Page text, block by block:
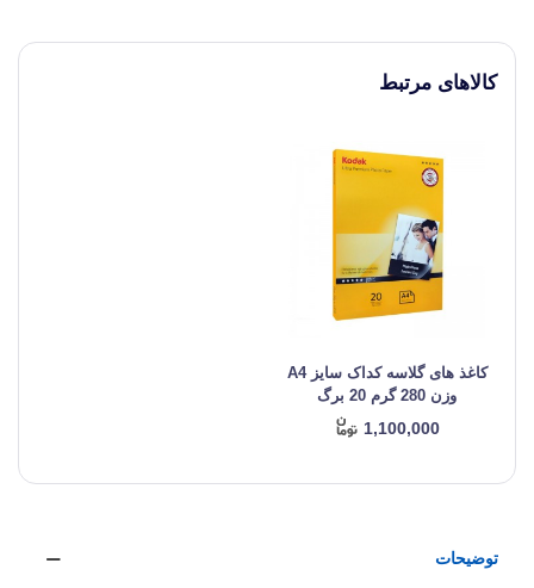
کالاهای مرتبط
کاغذ های گلاسه کداک سایز A4
وزن 280 گرم 20 برگ
1,100,000
توضیحات